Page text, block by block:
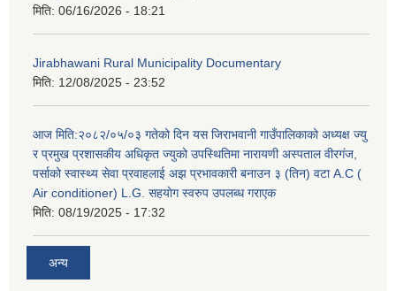
मिति: 06/16/2026 - 18:21
Jirabhawani Rural Municipality Documentary
मिति: 12/08/2025 - 23:52
आज मिति:२०८२/०५/०३ गतेको दिन यस जिराभवानी गाउँपालिकाको अध्यक्ष ज्यु
र प्रमुख प्रशासकीय अधिकृत ज्युको उपस्थितिमा नारायणी अस्पताल वीरगंज,
पर्साको स्वास्थ्य सेवा प्रवाहलाई अझ प्रभावकारी बनाउन ३ (तिन) वटा A.C (
Air conditioner) L.G. सहयाेग स्वरुप उपलब्ध गराएक
मिति: 08/19/2025 - 17:32
अन्य